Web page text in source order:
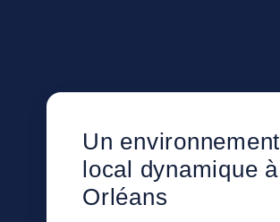
Un environnement
local dynamique à
Orléans